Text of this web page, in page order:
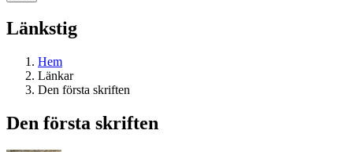
Länkstig
Hem
Länkar
Den första skriften
Den första skriften